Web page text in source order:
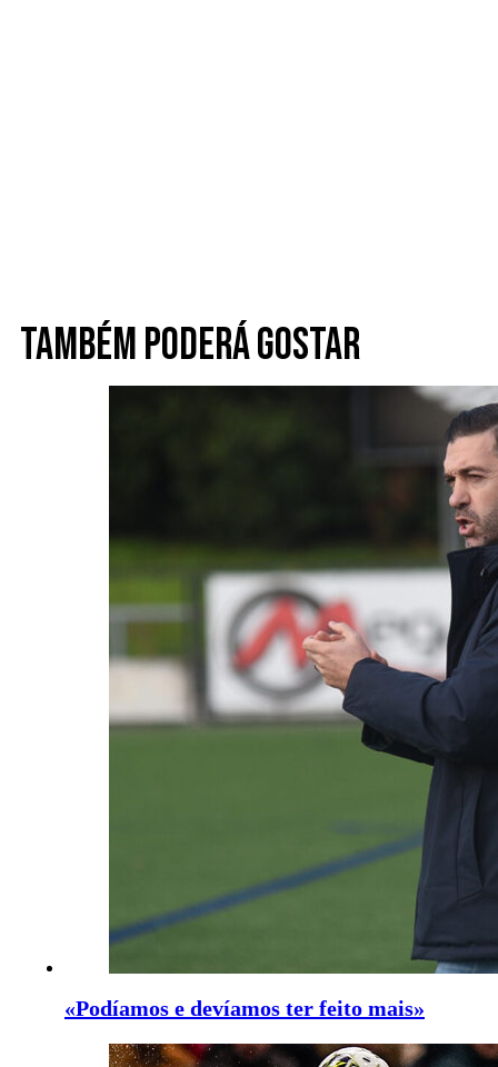
Também poderá gostar
«Podíamos e devíamos ter feito mais»